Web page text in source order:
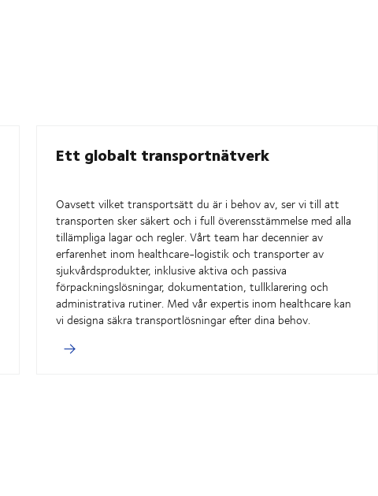
Ett globalt transportnätverk
Oavsett vilket transportsätt du är i behov av, ser vi till att
transporten sker säkert och i full överensstämmelse med alla
tillämpliga lagar och regler. Vårt team har decennier av
erfarenhet inom healthcare-logistik och transporter av
sjukvårdsprodukter, inklusive aktiva och passiva
förpackningslösningar, dokumentation, tullklarering och
administrativa rutiner. Med vår expertis inom healthcare kan
vi designa säkra transportlösningar efter dina behov.